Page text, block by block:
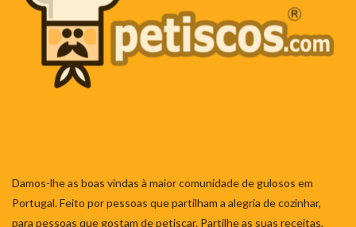
Damos-lhe as boas vindas à maior comunidade de gulosos em
Portugal. Feito por pessoas que partilham a alegria de cozinhar,
para pessoas que gostam de petiscar. Partilhe as suas receitas,